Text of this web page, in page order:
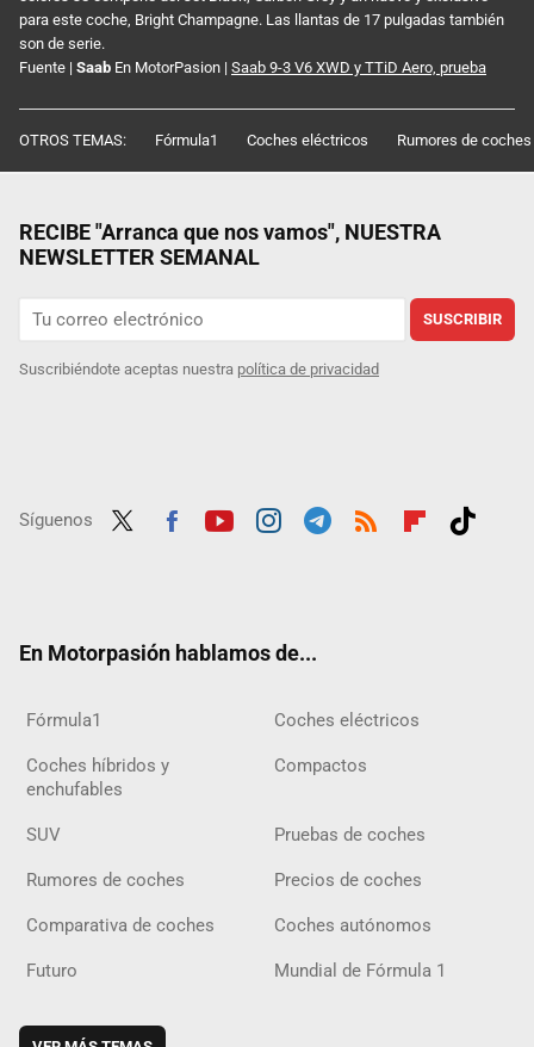
para este coche, Bright Champagne. Las llantas de 17 pulgadas también
son de serie.
Fuente | Saab En MotorPasion | Saab 9-3 V6 XWD y TTiD Aero, prueba
OTROS TEMAS: Fórmula1 Coches eléctricos Rumores de coches
RECIBE "Arranca que nos vamos", NUESTRA
NEWSLETTER SEMANAL
SUSCRIBIR
Suscribiéndote aceptas nuestra política de privacidad
Síguenos
En Motorpasión hablamos de...
Fórmula1 Coches eléctricos
Coches híbridos y
enchufables
Compactos
SUV Pruebas de coches
Rumores de coches Precios de coches
Comparativa de coches Coches autónomos
Futuro Mundial de Fórmula 1